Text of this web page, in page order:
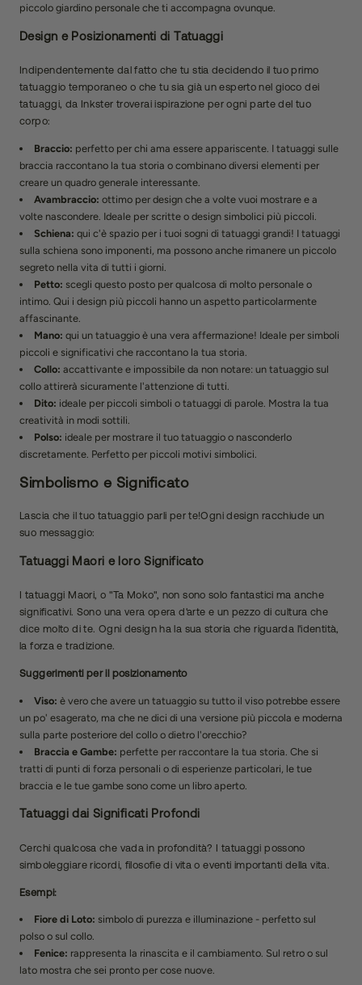
piccolo giardino personale che ti accompagna ovunque.
Design e Posizionamenti di Tatuaggi
Indipendentemente dal fatto che tu stia decidendo il tuo primo
tatuaggio temporaneo o che tu sia già un esperto nel gioco dei
tatuaggi, da Inkster troverai ispirazione per ogni parte del tuo
corpo:
Braccio: perfetto per chi ama essere appariscente. I tatuaggi sulle
braccia raccontano la tua storia o combinano diversi elementi per
creare un quadro generale interessante.
Avambraccio: ottimo per design che a volte vuoi mostrare e a
volte nascondere. Ideale per scritte o design simbolici più piccoli.
Schiena: qui c'è spazio per i tuoi sogni di tatuaggi grandi! I tatuaggi
sulla schiena sono imponenti, ma possono anche rimanere un piccolo
segreto nella vita di tutti i giorni.
Petto: scegli questo posto per qualcosa di molto personale o
intimo. Qui i design più piccoli hanno un aspetto particolarmente
affascinante.
Mano: qui un tatuaggio è una vera affermazione! Ideale per simboli
piccoli e significativi che raccontano la tua storia.
Collo: accattivante e impossibile da non notare: un tatuaggio sul
collo attirerà sicuramente l'attenzione di tutti.
Dito: ideale per piccoli simboli o tatuaggi di parole. Mostra la tua
creatività in modi sottili.
Polso: ideale per mostrare il tuo tatuaggio o nasconderlo
discretamente. Perfetto per piccoli motivi simbolici.
Simbolismo e Significato
Lascia che il tuo tatuaggio parli per te!Ogni design racchiude un
suo messaggio:
Tatuaggi Maori e loro Significato
I tatuaggi Maori, o "Ta Moko", non sono solo fantastici ma anche
significativi. Sono una vera opera d'arte e un pezzo di cultura che
dice molto di te. Ogni design ha la sua storia che riguarda l'identità,
la forza e tradizione.
Suggerimenti per il posizionamento
Viso: è vero che avere un tatuaggio su tutto il viso potrebbe essere
un po' esagerato, ma che ne dici di una versione più piccola e moderna
sulla parte posteriore del collo o dietro l'orecchio?
Braccia e Gambe: perfette per raccontare la tua storia. Che si
tratti di punti di forza personali o di esperienze particolari, le tue
braccia e le tue gambe sono come un libro aperto.
Tatuaggi dai Significati Profondi
Cerchi qualcosa che vada in profondità? I tatuaggi possono
simboleggiare ricordi, filosofie di vita o eventi importanti della vita.
Esempi:
Fiore di Loto: simbolo di purezza e illuminazione - perfetto sul
polso o sul collo.
Fenice: rappresenta la rinascita e il cambiamento. Sul retro o sul
lato mostra che sei pronto per cose nuove.